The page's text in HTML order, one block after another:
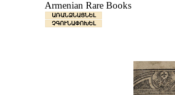
Armenian Rare Books
ԱՌԱՆՁՆԱՑՆԵԼ
ՉԳՈՒՆԱՓՈԽԵԼ